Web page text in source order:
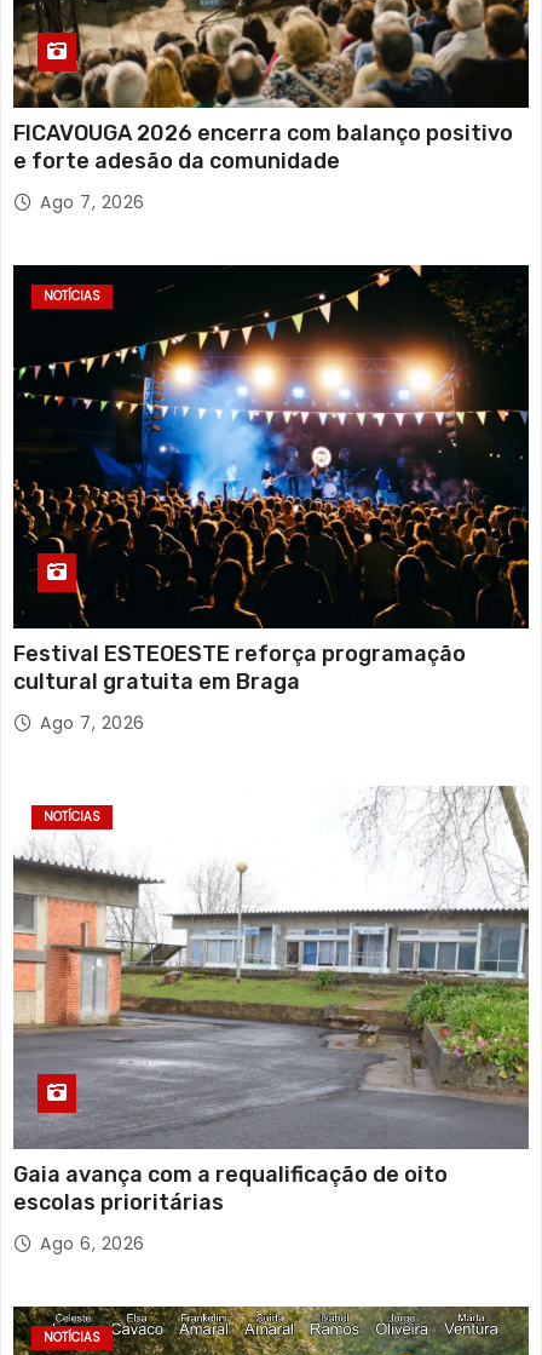
FICAVOUGA 2026 encerra com balanço positivo
e forte adesão da comunidade
Ago 7, 2026
NOTÍCIAS
Festival ESTEOESTE reforça programação
cultural gratuita em Braga
Ago 7, 2026
NOTÍCIAS
Gaia avança com a requalificação de oito
escolas prioritárias
Ago 6, 2026
NOTÍCIAS